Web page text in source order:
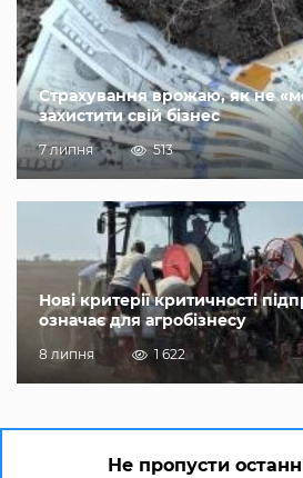
Страхування врожаю, як не
захистити свій бізнес
7 липня 513
Нові критерії критичності
означає для агробізнесу
8 липня 1 622
Не пропусти